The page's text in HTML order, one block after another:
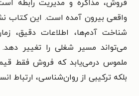
فروش، مذاکره و مدیریت رابطه
واقعی بیرون آمده است. این کتاب
شناخت آدم‌ها، اطلاعات دقیق،
می‌تواند مسیر شغلی را تغییر دهد.
ملموس درمی‌یابد که فروش فقط
بلکه ترکیبی از روان‌شناسی، ارتباط